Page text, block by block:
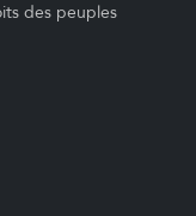
des peuples